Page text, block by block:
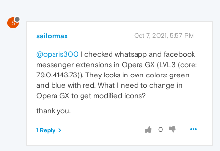
S
sailormax Oct 7, 2021, 5:57 PM
@oparis300 I checked whatsapp and facebook
messenger extensions in Opera GX (LVL3 (core:
79.0.4143.73)). They looks in own colors: green
and blue with red. What I need to change in
Opera GX to get modified icons?
thank you.
0
1 Reply